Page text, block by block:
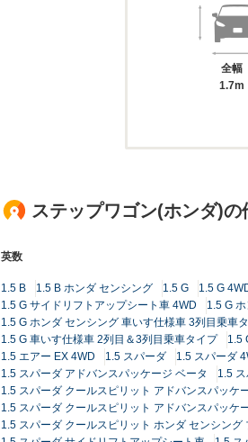
全幅
1.7m
ステップワゴン(ホンダ)の
英数
1.5 B 1.5 B ホンダ センシング 1.5 G 1.5 G
1.5 G サイドリフトアップシート車 4WD
1.5 G
1.5 G ホンダ センシング 車いす仕様車 3列目乗車
1.5 G 車いす仕様車 2列目＆3列目乗車タイプ
1.5
1.5 エアー EX 4WD
1.5 スパーダ 1.5 スパーダ
1.5 スパーダ アドバンスパッケージ ベータ
1.5
1.5 スパーダ クールスピリット アドバンスパッケ
1.5 スパーダ クールスピリット アドバンスパッケ
1.5 スパーダ クールスピリット ホンダ センシング